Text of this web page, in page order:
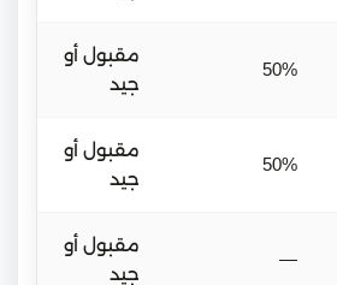
50%
مقبول أو
جيد
50%
مقبول أو
جيد
—
مقبول أو
جيد